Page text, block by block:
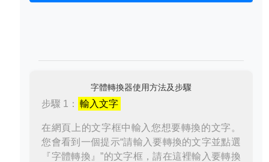
字體轉換器使用方法及步驟
步驟 1： 輸入文字
在網頁上的文字框中輸入您想要轉換的文字。
您會看到一個提示“請輸入要轉換的文字並點選
『字體轉換』”的文字框，請在這裡輸入要轉換